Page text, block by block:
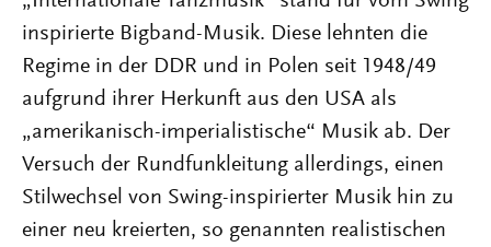
inspirierte Bigband-Musik. Diese lehnten die
Regime in der DDR und in Polen seit 1948/49
aufgrund ihrer Herkunft aus den USA als
„amerikanisch-imperialistische“ Musik ab. Der
Versuch der Rundfunkleitung allerdings, einen
Stilwechsel von Swing-inspirierter Musik hin zu
einer neu kreierten, so genannten realistischen